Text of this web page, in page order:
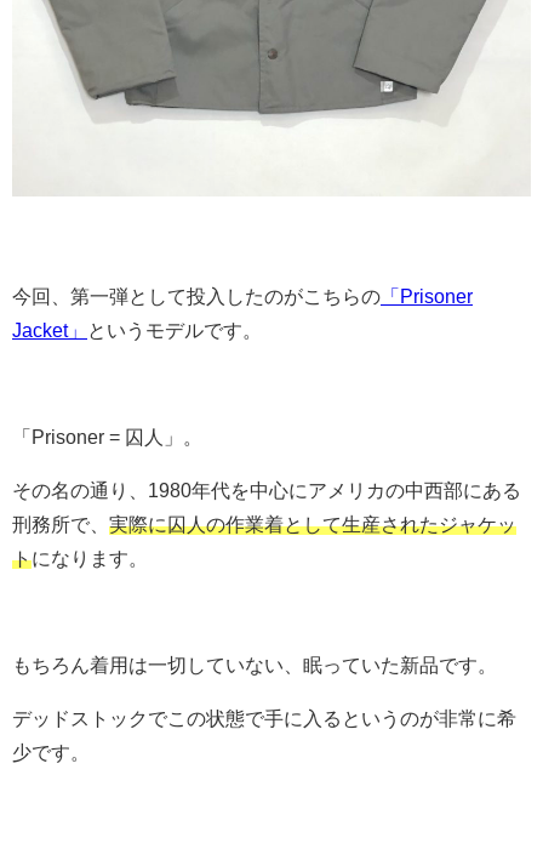
今回、第一弾として投入したのがこちらの 「Prisoner
Jacket」
というモデルです。
「Prisoner = 囚人」。
その名の通り、1980年代を中心にアメリカの中西部にある
刑務所で、 実際に囚人の作業着として生産されたジャケッ
トになります。
もちろん着用は一切していない、眠っていた新品です。
デッドストックでこの状態で手に入るというのが非常に希
少です。